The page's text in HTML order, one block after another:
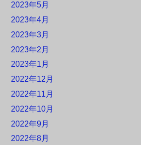
2023年5月
2023年4月
2023年3月
2023年2月
2023年1月
2022年12月
2022年11月
2022年10月
2022年9月
2022年8月